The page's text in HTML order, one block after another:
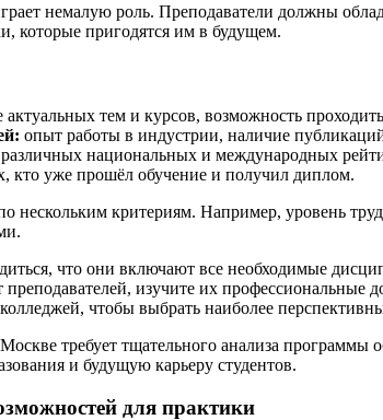
немалую роль. Преподаватели должны
которые пригодятся им в будущем.
актуальных тем и курсов, возможность
опыт работы в индустрии, наличие
национальных и международных
кто уже прошёл обучение и получил диплом.
нескольким критериям. Например, уровень
что они включают все необходимые
изучите их профессиональные
чтобы выбрать наиболее
требует тщательного анализа
и будущую карьеру студентов.
для практики